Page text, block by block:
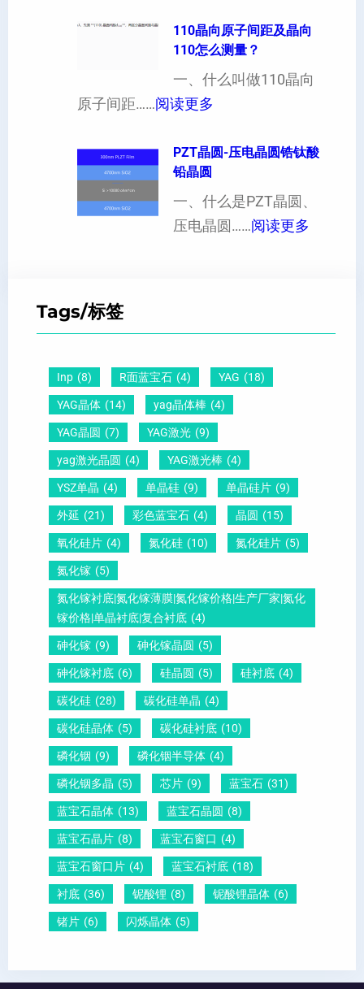
以
定
超
薄
硅
）
度
响
晶
硅
片
白
或
者
因
？
给
你
说
明
110晶向原子间距及晶向
110怎么测量？
一、什么叫做110晶向
原子间距……阅读更多
1
晶
向
晶
向
1
1
0
怎
？
PZT晶圆-压电晶圆锆钛酸
铅晶圆
一、什么是PZT晶圆、
压电晶圆……阅读更多
晶
Tags/标签
Inp (8) R面蓝宝石 (4) YAG (18)
YAG晶体 (14) yag晶体棒 (4)
YAG晶圆 (7) YAG激光 (9)
yag激光晶圆 (4) YAG激光棒 (4)
YSZ单晶 (4) 单晶硅 (9) 单晶硅片 (9)
外延 (21) 彩色蓝宝石 (4) 晶圆 (15)
氧化硅片 (4) 氮化硅 (10) 氮化硅片 (5)
氮化镓 (5)
氮化镓衬底|氮化镓薄膜|氮化镓价格|生产厂家|氮化
镓价格|单晶衬底|复合衬底 (4)
砷化镓 (9) 砷化镓晶圆 (5)
砷化镓衬底 (6) 硅晶圆 (5) 硅衬底 (4)
碳化硅 (28) 碳化硅单晶 (4)
碳化硅晶体 (5) 碳化硅衬底 (10)
磷化铟 (9) 磷化铟半导体 (4)
磷化铟多晶 (5) 芯片 (9) 蓝宝石 (31)
蓝宝石晶体 (13) 蓝宝石晶圆 (8)
蓝宝石晶片 (8) 蓝宝石窗口 (4)
蓝宝石窗口片 (4) 蓝宝石衬底 (18)
衬底 (36) 铌酸锂 (8) 铌酸锂晶体 (6)
锗片 (6) 闪烁晶体 (5)